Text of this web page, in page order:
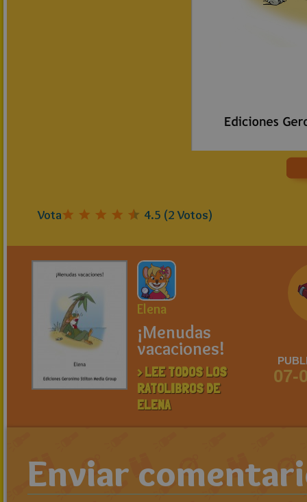
Vota 4.5 (2Votos)
Elena
¡Menudas
vacaciones!
> LEE TODOS LOS
RATOLIBROS DE
ELENA
07-
Enviar